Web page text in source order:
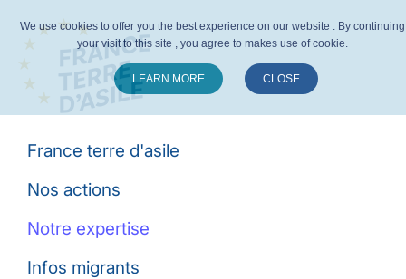
France terre d'asile
Nos actions
Notre expertise
Infos migrants
We use cookies to offer you the best experience on our website . By continuing
your visit to this site , you agree to makes use of cookie.
LEARN MORE CLOSE